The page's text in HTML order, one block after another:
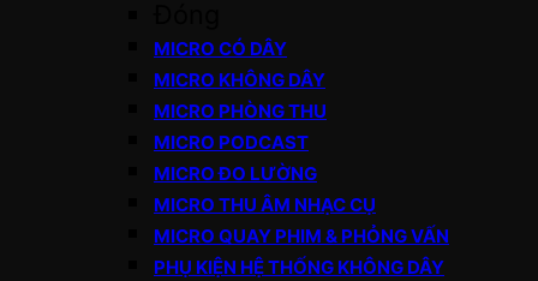
MICRO CÓ DÂY
MICRO KHÔNG DÂY
MICRO PHÒNG THU
MICRO PODCAST
MICRO ĐO LƯỜNG
MICRO THU ÂM NHẠC CỤ
MICRO QUAY PHIM & PHỎNG VẤN
PHỤ KIỆN HỆ THỐNG KHÔNG DÂY